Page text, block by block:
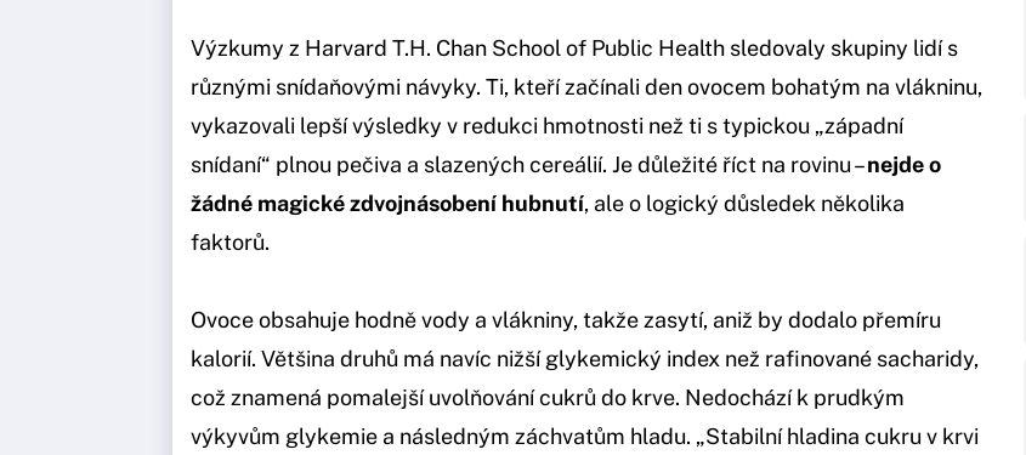
Výzkumy z Harvard T.H. Chan School of Public Health sledovaly skupiny lidí s
různými snídaňovými návyky. Ti, kteří začínali den ovocem bohatým na vlákninu,
vykazovali lepší výsledky v redukci hmotnosti než ti s typickou „západní
snídaní“ plnou pečiva a slazených cereálií. Je důležité říct na rovinu –nejde o
žádné magické zdvojnásobení hubnutí, ale o logický důsledek několika
faktorů.
Ovoce obsahuje hodně vody a vlákniny, takže zasytí, aniž by dodalo přemíru
kalorií. Většina druhů má navíc nižší glykemický index než rafinované sacharidy,
což znamená pomalejší uvolňování cukrů do krve. Nedochází k prudkým
výkyvům glykemie a následným záchvatům hladu. „Stabilní hladina cukru v krvi